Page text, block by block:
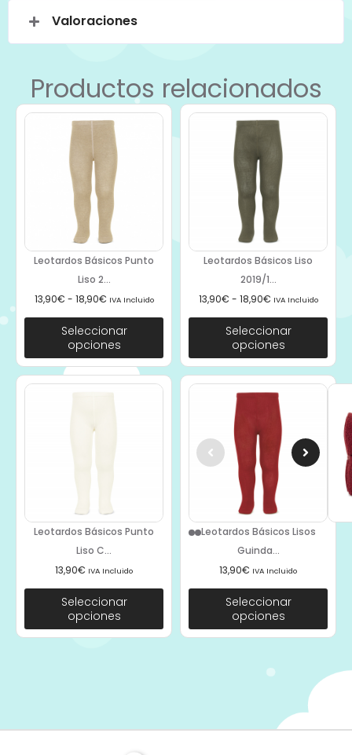
Valoraciones
Productos relacionados
Leotardos Básicos Punto
Liso 2...
13,90€ - 18,90€ IVA Incluido
Seleccionar
opciones
Leotardos Básicos Liso
2019/1...
13,90€ - 18,90€ IVA Incluido
Seleccionar
opciones
Leotardos Básicos Punto
Liso C...
13,90€ IVA Incluido
Seleccionar
opciones
Leotardos Básicos Lisos
Guinda...
13,90€ IVA Incluido
Seleccionar
opciones